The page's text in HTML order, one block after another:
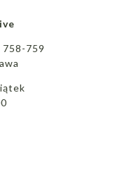
759